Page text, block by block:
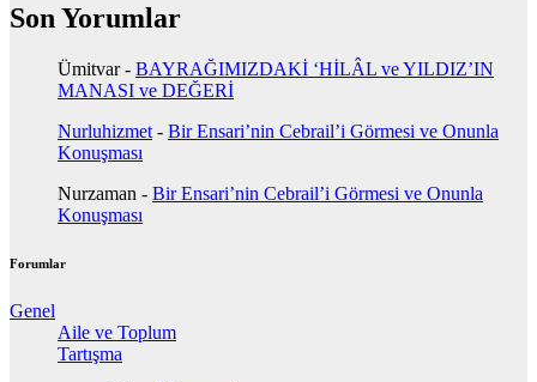
Son Yorumlar
Ümitvar- BAYRAĞIMIZDAKİ ‘HİLÂL ve YILDIZ’IN
MANASI ve DEĞERİ
Nurluhizmet - Bir Ensari’nin Cebrail’i Görmesi ve Onunla
Konuşması
Nurzaman - Bir Ensari’nin Cebrail’i Görmesi ve Onunla
Konuşması
Forumlar
Genel
Aile ve Toplum
Tartışma